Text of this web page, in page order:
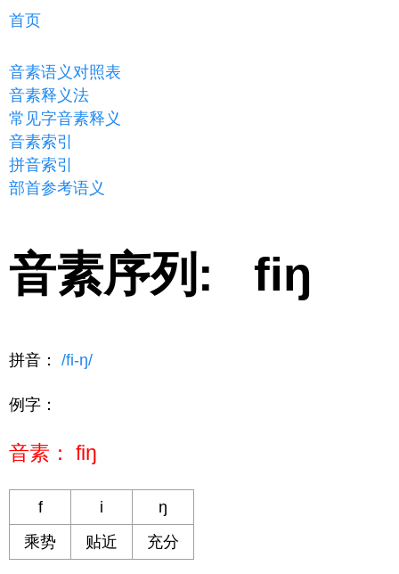
首页
音素语义对照表
音素释义法
常见字音素释义
音素索引
拼音索引
部首参考语义
音素序列: fiŋ
拼音： /fi-ŋ/
例字：
音素： fiŋ
f i
ŋ
乘势
贴近 充分